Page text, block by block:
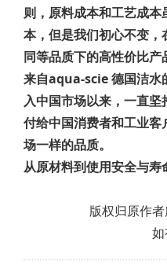
则，原料成本和工艺成
本，但是我们初心不变
同等品质下的高性价比产
来自aqua-scie 德国洁水
入中国市场以来，一直
付给中国消费者和工业
场一样的品质。
从原材料到使用安全与寿
版权归原作者